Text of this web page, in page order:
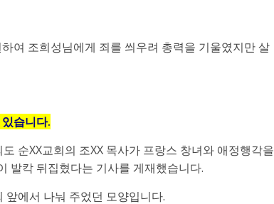
여 조희성님에게 죄를 씌우려 총력을 기울였지만 살
습니다.
순XX교회의 조XX 목사가 프랑스 창녀와 애정행각을
발칵 뒤집혔다는 기사를 게재했습니다.
앞에서 나눠 주었던 모양입니다.